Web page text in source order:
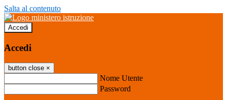
Salta al contenuto
Accedi
Accedi
button close ×
Nome Utente
Password